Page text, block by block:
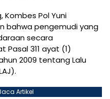
Kombes Pol Yuni
bahwa pengemudi yang
secara
311 ayat (1)
2009 tentang Lalu
Artikel